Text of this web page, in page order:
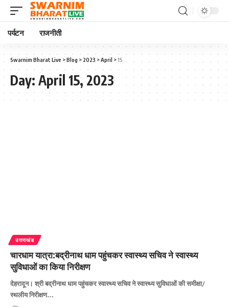
पर्यटन राजनीती
Swarnim Bharat Live >Blog > 2023 >April >15
Day: April 15, 2023
उत्तराखंड
चारधाम यात्रा:बद्रीनाथ धाम पहुंचकर स्वास्थ्य सचिव ने स्वास्थ्य
सुविधाओं का किया निरीक्षण
देहरादून। श्री बद्रीनाथ धाम पहुंचकर स्वास्थ्य सचिव ने स्वास्थ्य सुविधाओं की समीक्षा/
स्थलीय निरीक्षण…